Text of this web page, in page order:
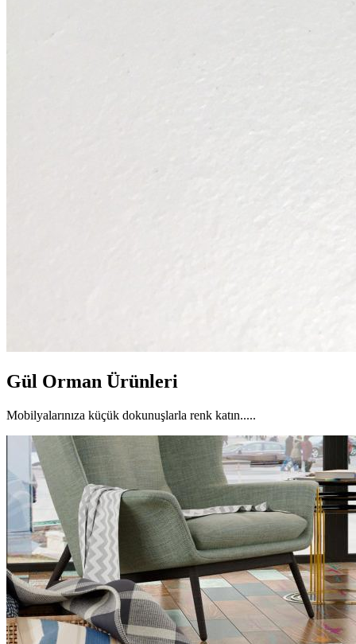
Gül Orman Ürünleri
Mobilyalarınıza küçük dokunuşlarla renk katın.....